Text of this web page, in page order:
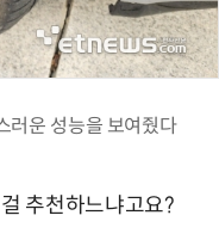
러운 성능을 보여줬다
추천하느냐고요?